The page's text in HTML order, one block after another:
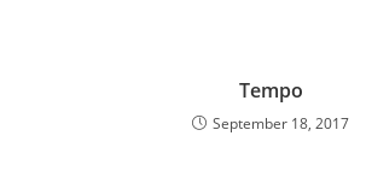
Tempo
September 18, 2017